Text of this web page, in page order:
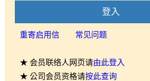
登入
重寄启用信 常见问题
★ 会员联络人网页请由此登入
★ 公司会员资格请按此查询